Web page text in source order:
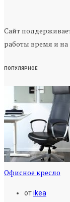
Сайт
работы время и
ПОПУЛЯРНОЕ
Офисное кресло
отikea